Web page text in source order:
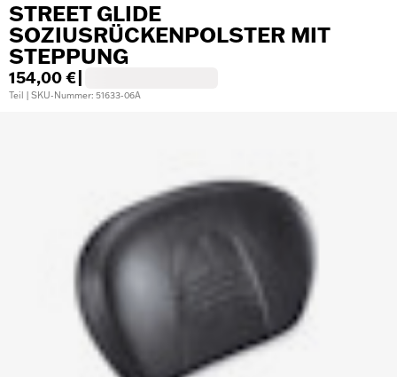
STREET GLIDE
SOZIUSRÜCKENPOLSTER MIT
STEPPUNG
154,00 €
Teil | SKU-Nummer: 51633-06A